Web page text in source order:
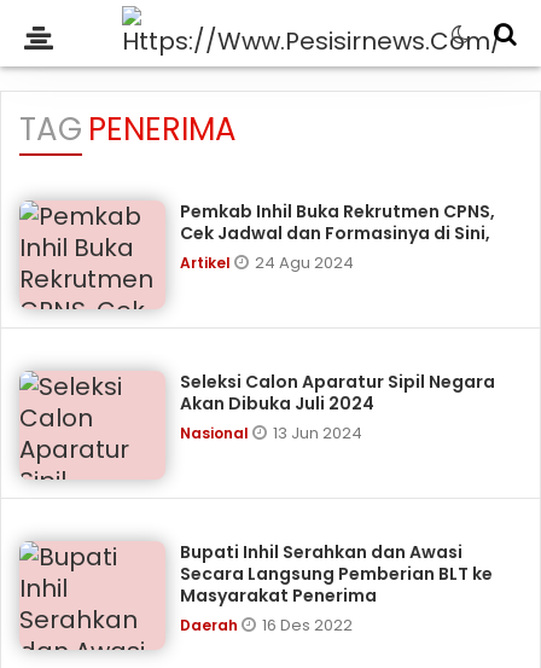
TAG PENERIMA
Pemkab Inhil Buka Rekrutmen CPNS,
Cek Jadwal dan Formasinya di Sini,
Artikel 24 Agu 2024
Seleksi Calon Aparatur Sipil Negara
Akan Dibuka Juli 2024
Nasional 13 Jun 2024
Bupati Inhil Serahkan dan Awasi
Secara Langsung Pemberian BLT ke
Masyarakat Penerima
Daerah 16 Des 2022